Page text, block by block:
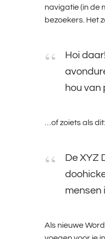
navigatie (in de
bezoekers. Het
Hoi
hou van
…of zoiets als dit:
De XYZ
mensen
Als nieuwe